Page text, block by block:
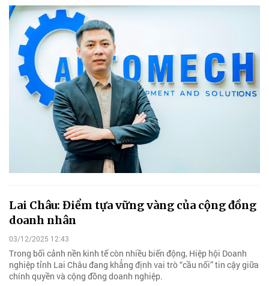
Lai Châu: Điểm tựa vững vàng của cộng đồng
doanh nhân
03/12/2025 12:43
Trong bối cảnh nền kinh tế còn nhiều biến động, Hiệp hội Doanh
nghiệp tỉnh Lai Châu đang khẳng định vai trò “cầu nối” tin cậy giữa
chính quyền và cộng đồng doanh nghiệp.